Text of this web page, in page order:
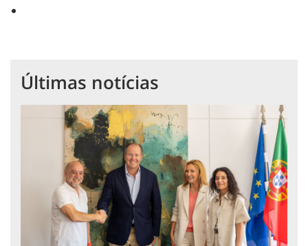
Últimas notícias